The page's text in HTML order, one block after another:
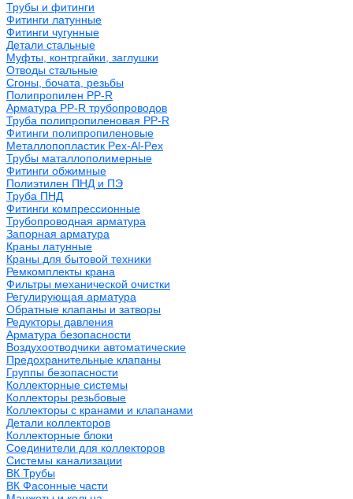
Трубы и фитинги
Фитинги латунные
Фитинги чугунные
Детали стальные
Муфты, контргайки, заглушки
Отводы стальные
Сгоны, бочата, резьбы
Полипропилен PP-R
Арматура PP-R трубопроводов
Труба полипропиленовая PP-R
Фитинги полипропиленовые
Металлопопластик Pex-Al-Pex
Трубы маталлополимерные
Фитинги обжимные
Полиэтилен ПНД и ПЭ
Труба ПНД
Фитинги компрессионные
Трубопроводная арматура
Запорная арматура
Краны латунные
Краны для бытовой техники
Ремкомплекты крана
Фильтры механической очистки
Регулирующая арматура
Обратные клапаны и затворы
Редукторы давления
Арматура безопасности
Воздухоотводчики автоматические
Предохранительные клапаны
Группы безопасности
Коллекторные системы
Коллекторы резьбовые
Коллекторы с кранами и клапанами
Детали коллекторов
Коллекторные блоки
Соединители для коллекторов
Системы канализации
ВК Трубы
ВК Фасонные части